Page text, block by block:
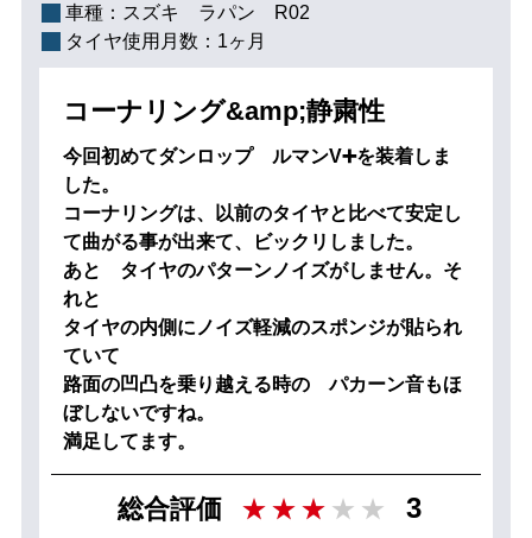
車種： スズキ ラパン R02
タイヤ使用月数： 1ヶ月
コーナリング&amp;静粛性
今回初めてダンロップ ルマンV➕を装着しま
した。
コーナリングは、以前のタイヤと比べて安定し
て曲がる事が出来て、ビックリしました。
あと タイヤのパターンノイズがしません。そ
れと
タイヤの内側にノイズ軽減のスポンジが貼られ
ていて
路面の凹凸を乗り越える時の パカーン音もほ
ぼしないですね。
満足してます。
総合評価 3